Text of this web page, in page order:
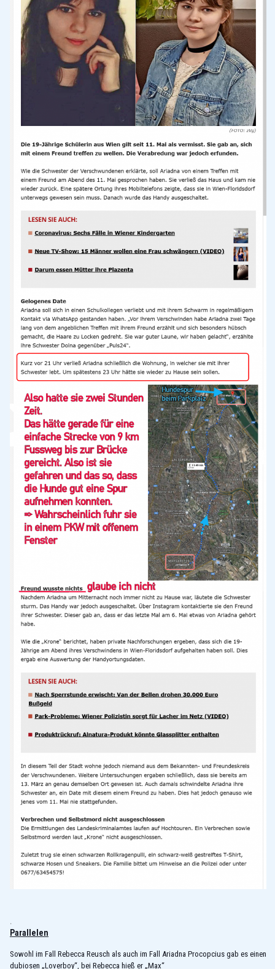
.
Parallelen
Sowohl im Fall Rebecca Reusch als auch im Fall Ariadna Procopcius gab es einen
dubiosen „Loverboy“, bei Rebecca hieß er „Max“